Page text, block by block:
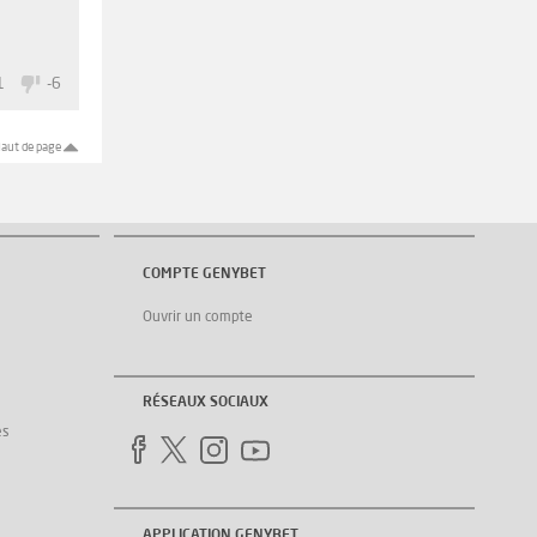
-6
de page
COMPTE GENYBET
Ouvrir un compte
RÉSEAUX SOCIAUX